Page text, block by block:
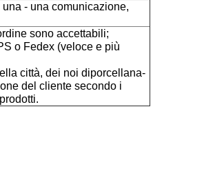
- una comunicazione,
sono accettabili;
o Fedex (veloce e più
città, dei noi diporcellana-
del cliente secondo i